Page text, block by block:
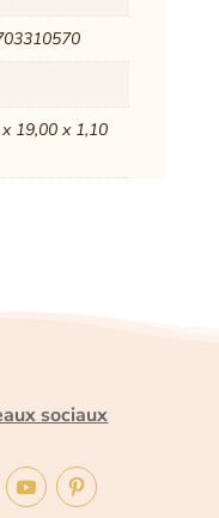
19,00 x 1,10
sociaux